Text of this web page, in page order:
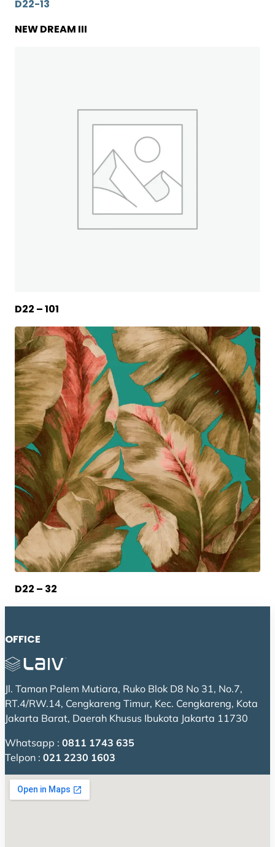
D22-13
NEW DREAM III
D22 – 101
D22 – 32
OFFICE
Jl. Taman Palem Mutiara, Ruko Blok D8 No 31, No.7,
RT.4/RW.14, Cengkareng Timur, Kec. Cengkareng, Kota
Jakarta Barat, Daerah Khusus Ibukota Jakarta 11730
Whatsapp : 0811 1743 635
Telpon : 021 2230 1603